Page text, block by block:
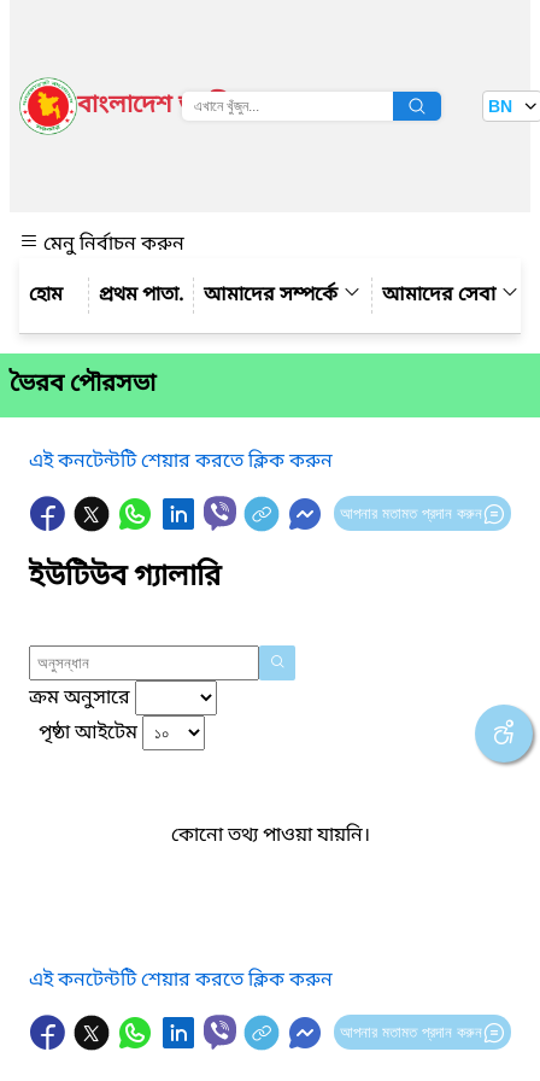
বাংলাদেশ জাতীয় তথ্য বাতায়ন BN
মেনু নির্বাচন করুন
প্রথম পাতা.
আমাদের সম্পর্কে আমাদের সেবা
ভৈরব পৌরসভা
এই কনটেন্টটি শেয়ার করতে ক্লিক করুন
আপনার মতামত প্রদান করুন
ইউটিউব গ্যালারি
ক্রম অনুসারে
পৃষ্ঠা আইটেম
কোনো তথ্য পাওয়া যায়নি।
এই কনটেন্টটি শেয়ার করতে ক্লিক করুন
আপনার মতামত প্রদান করুন